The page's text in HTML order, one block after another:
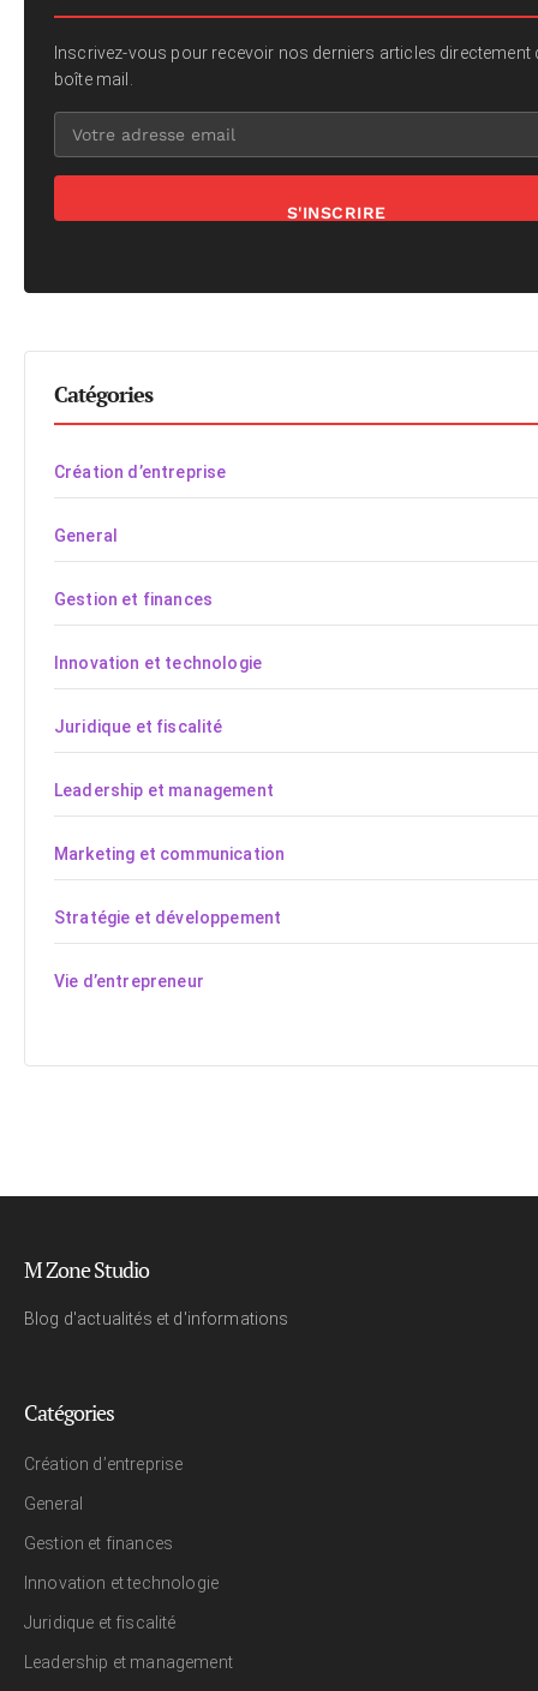
Inscrivez-vous pour recevoir nos derniers articles directement
boîte mail.
S'INSCRIRE
Catégories
Création d’entreprise
General
Gestion et finances
Innovation et technologie
Juridique et fiscalité
Leadership et management
Marketing et communication
Stratégie et développement
Vie d’entrepreneur
M Zone Studio
Blog d'actualités et d'informations
Catégories
Création d’entreprise
General
Gestion et finances
Innovation et technologie
Juridique et fiscalité
Leadership et management